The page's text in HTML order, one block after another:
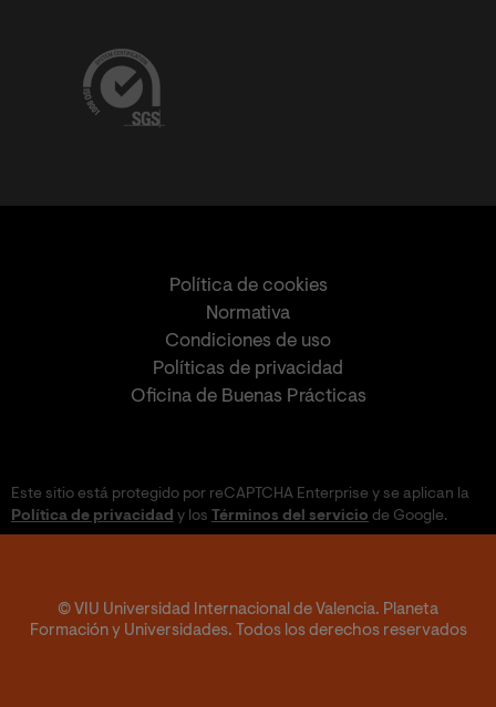
Política de cookies
Normativa
Condiciones de uso
Políticas de privacidad
Oficina de Buenas Prácticas
Este sitio está protegido por reCAPTCHA Enterprise y se aplican la
Política de privacidad y los Términos del servicio de Google.
© VIU Universidad Internacional de Valencia. Planeta
Formación y Universidades. Todos los derechos reservados